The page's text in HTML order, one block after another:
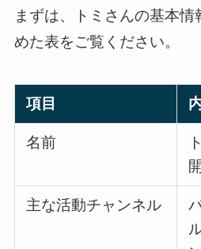
まずは、トミさんの基本情
めた表をご覧ください。
項目
名前
主な活動チャンネル